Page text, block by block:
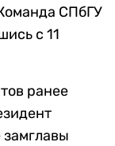
СПбГУ
с 11
ранее